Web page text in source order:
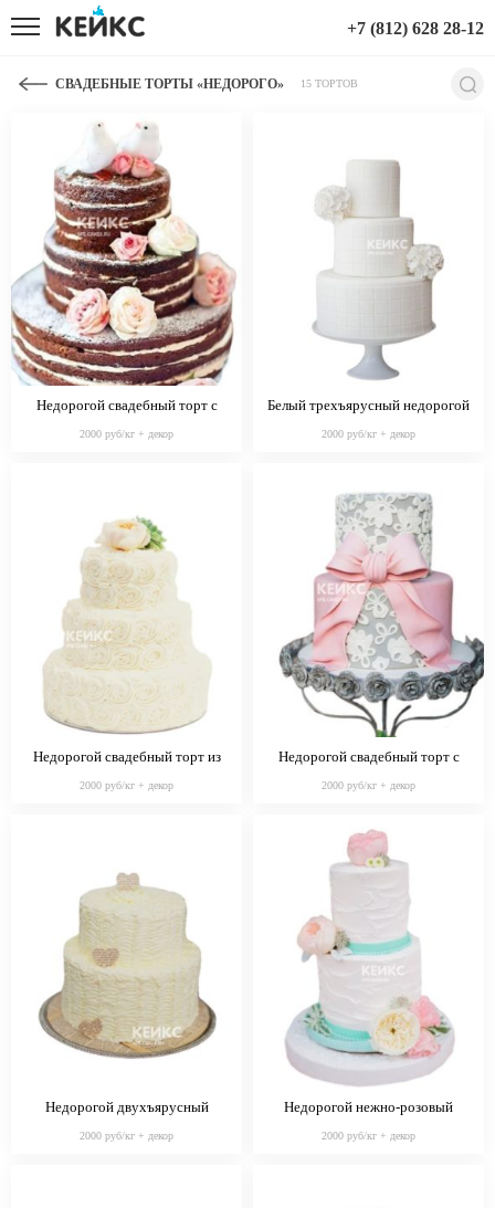
+7 (812) 628 28-12
СВАДЕБНЫЕ ТОРТЫ «НЕДОРОГО» 15 ТОРТОВ
Недорогой свадебный торт с
2000 руб/кг + декор
Белый трехъярусный недорогой
цветами
2000 руб/кг + декор
Недорогой свадебный торт из
2000 руб/кг + декор
Недорогой свадебный торт с
2000 руб/кг + декор
Недорогой двухъярусный
2000 руб/кг + декор
Недорогой нежно-розовый
2000 руб/кг + декор